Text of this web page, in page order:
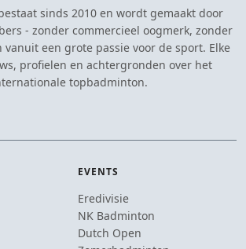
sinds 2010 en wordt gemaakt door
- zonder commercieel oogmerk, zonder
vanuit een grote passie voor de sport. Elke
profielen en achtergronden over het
topbadminton.
EVENTS
Eredivisie
NK Badminton
Dutch Open